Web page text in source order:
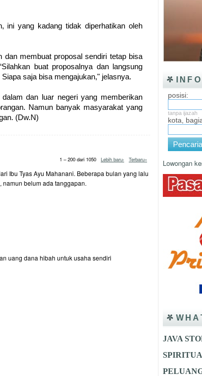
ini yang kadang tidak diperhatikan oleh
dan membuat proposal sendiri tetap bisa
buat proposalnya dan langsung
saja bisa mengajukan," jelasnya.
dan luar negeri yang memberikan
Namun banyak masyarakat yang
(Dw.N)
1 – 200 dari 1050 Lebih baru› Terbaru»
Ibu Tyas Ayu Mahanani. Beberapa bulan yang lalu
belum ada tanggapan.
uang dana hibah untuk usaha sendiri
posisi:
tanpa ijazah
kota,
Lowongan
JAVA